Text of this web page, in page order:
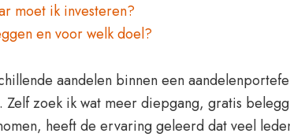
moet ik investeren?
en voor welk doel?
aandelen binnen een
zoek ik wat meer diepgang, gratis
heeft de ervaring geleerd dat veel